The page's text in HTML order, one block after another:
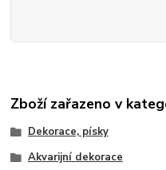
Zboží zařazeno v
Dekorace, písky
Akvarijní dekorace